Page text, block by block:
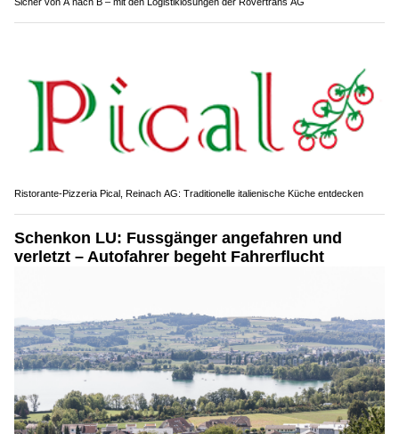
Ristorante-Pizzeria Pical, Reinach AG: Traditionelle italienische Küche entdecken
Schenkon LU: Fussgänger angefahren und
verletzt – Autofahrer begeht Fahrerflucht